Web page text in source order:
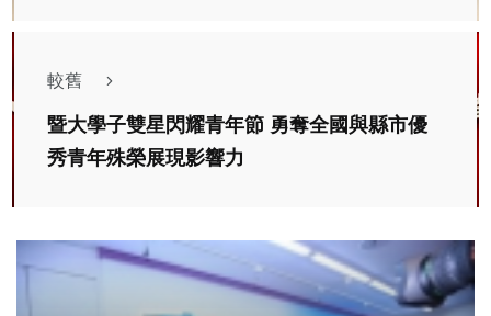
較舊
暨大學子雙星閃耀青年節 勇奪全國與縣市優
秀青年殊榮展現影響力